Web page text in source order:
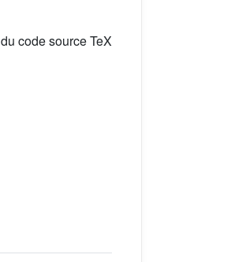
code source TeX